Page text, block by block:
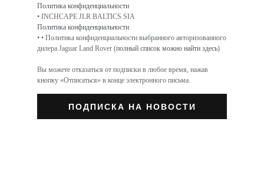
Политика конфиденциальности
• INCHCAPE JLR BALTICS SIA
Политика конфиденциальности
• • Политика конфиденциальности выбранного авторизованного
дилера Jaguar Land Rover (полный список можно найти здесь)
Вы можете отказаться от подписки в любое время, нажав
кнопку «Отписаться» в конце электронного письма.